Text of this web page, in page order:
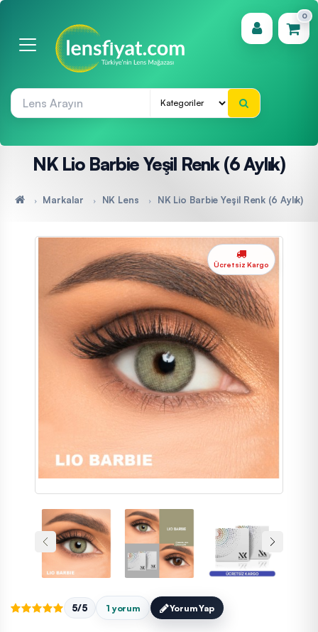
0
(0)
NK Lio Barbie Yeşil Renk (6 Aylık)
Markalar NK Lens NK Lio Barbie Yeşil Renk (6 Aylık)
Ücretsiz Kargo
5/5 1 yorum Yorum Yap